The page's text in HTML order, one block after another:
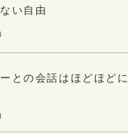
い自由
との会話はほどほどに